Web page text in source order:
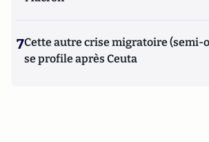
7Cette autre crise migratoire (semi-
se profile après Ceuta